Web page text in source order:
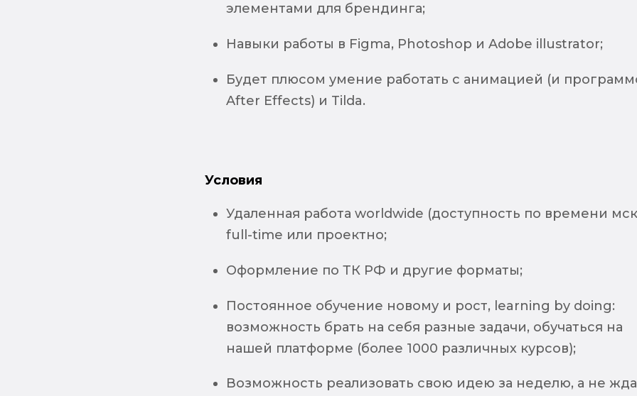
элементами для брендинга;
Навыки работы в Figma, Photoshop и Adobe illustrator;
Будет плюсом умение работать с анимацией (и
After Effects) и Tilda.
Условия
Удаленная работа worldwide (доступность по времени
full-time или проектно;
Оформление по ТК РФ и другие форматы;
Постоянное обучение новому и рост, learning by doing:
возможность брать на себя разные задачи, обучаться на
нашей платформе (более 1000 различных курсов);
Возможность реализовать свою идею за неделю, а не